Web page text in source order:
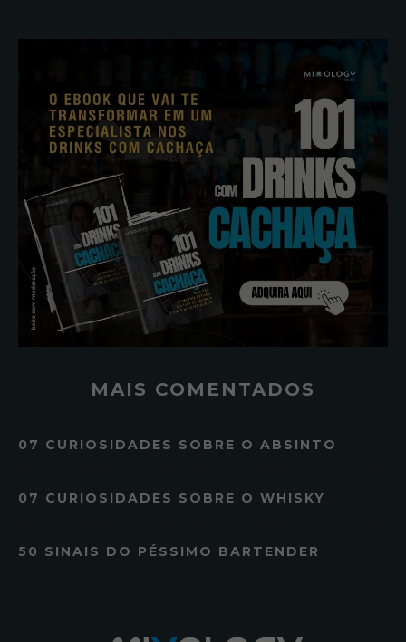
MAIS COMENTADOS
07 CURIOSIDADES SOBRE O ABSINTO
07 CURIOSIDADES SOBRE O WHISKY
50 SINAIS DO PÉSSIMO BARTENDER